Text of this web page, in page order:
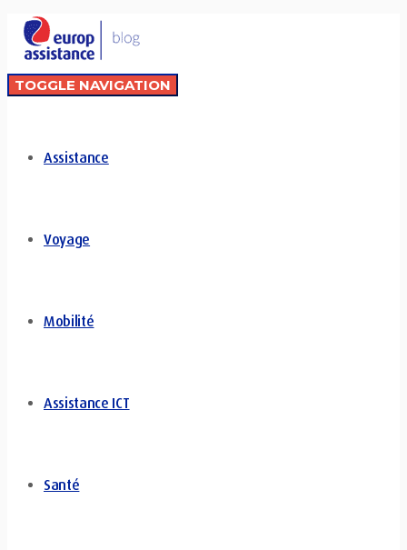
TOGGLE NAVIGATION
Assistance
Voyage
Mobilité
Assistance ICT
Santé